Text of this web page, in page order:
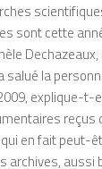
sont cette
salué la
explique-
reçus
en fait peut-
archives, aussi